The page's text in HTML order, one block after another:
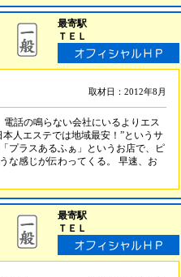
最寄駅
ＴＥＬ
取材日：2012年8月
話の鳴らない会社にいるよりエス
人エステでは地域最安！”というサ
プラスあるふぁ」というお店で、ピ
な感じが伝わってくる。 早速、お
最寄駅
ＴＥＬ